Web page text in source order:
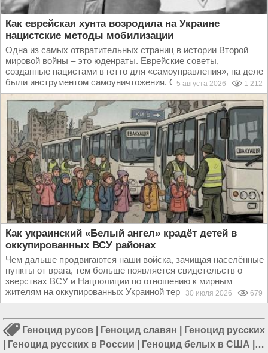
Как еврейская хунта возродила на Украине
нацистские методы мобилизации
Одна из самых отвратительных страниц в истории Второй
мировой войны – это юденраты. Еврейские советы,
созданные нацистами в гетто для «самоуправления», на деле
были инструментом самоуничтожения. Они помогали...
5 августа 2026 1 212
Как украинский «Белый ангел» крадёт детей в
оккупированных ВСУ районах
Чем дальше продвигаются наши войска, зачищая населённые
пункты от врага, тем больше появляется свидетельств о
зверствах ВСУ и Нацполиции по отношению к мирным
жителям на оккупированных Украиной территориях...
30 июля 2026 679
Геноцид русов Геноцид славян
Геноцид русских
Геноцид русских в России Геноцид белых в США